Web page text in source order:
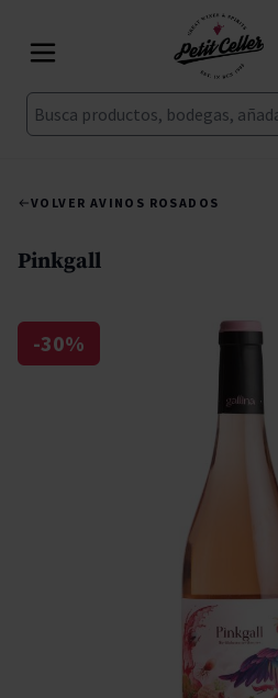
Buscar
VOLVER AVINOS ROSADOS
Pinkgall
-30%